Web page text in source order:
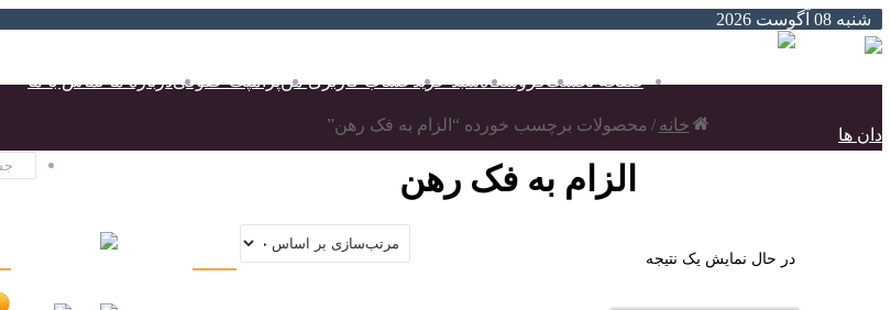
شنبه 08 آگوست 2026
صفحه نخستفروشگاهسبد خریدحساب کاربری منپرامپت حقوقیدرباره ما-تماس با ما
خانه / محصولات برچسب خورده “الزام به فک رهن”
الزام به فک رهن
در حال نمایش یک نتیجه